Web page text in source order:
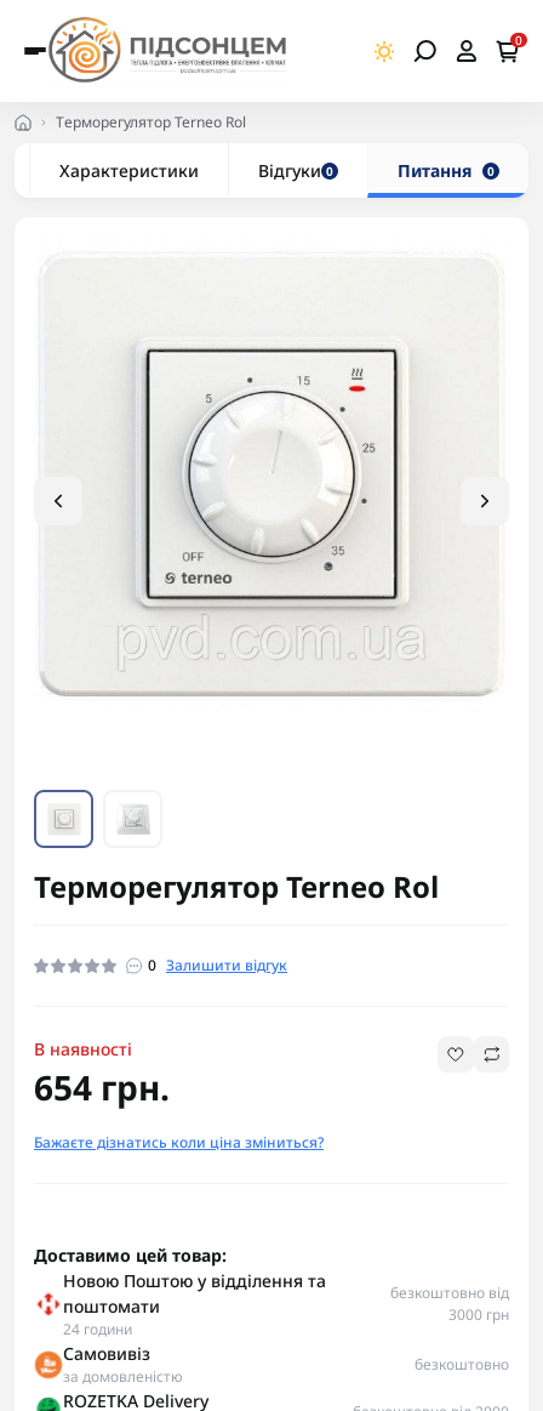
0
Терморегулятор Terneo Rol
Характеристики Відгуки 0 Питання 0
Терморегулятор Terneo Rol
0 Залишити відгук
В наявності
654 грн.
Бажаєте дізнатись коли ціна зміниться?
Доставимо цей товар:
Новою Поштою у відділення та
поштомати
24 години
безкоштовно від
3000 грн
Самовивіз
за домовленістю
безкоштовно
ROZETKA Delivery